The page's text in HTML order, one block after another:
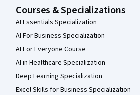
Courses & Specializations
AI Essentials Specialization
AI For Business Specialization
AI For Everyone Course
AI in Healthcare Specialization
Deep Learning Specialization
Excel Skills for Business Specialization